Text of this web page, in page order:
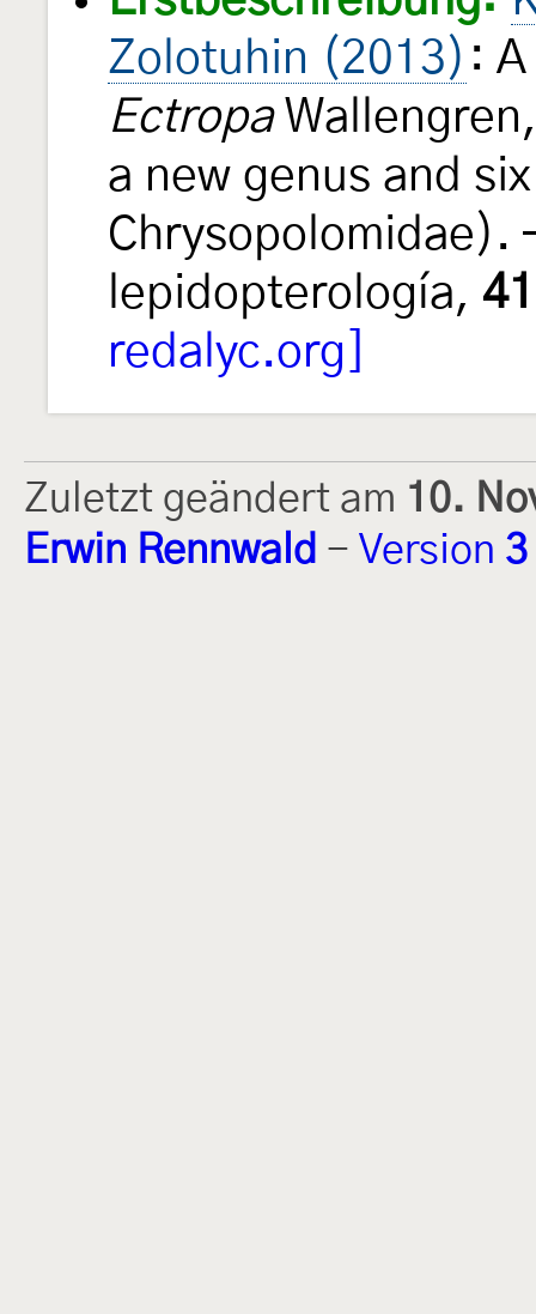
Zolotuhin (2013) :
Ectropa
a new genus and
Chrysopolomidae).
lepidopterología, 41
redalyc.org]
Zuletzt geändert am 10.
Erwin Rennwald - Version 3